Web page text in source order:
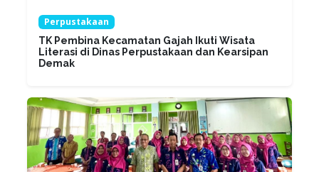
Perpustakaan
TK Pembina Kecamatan Gajah Ikuti Wisata
Literasi di Dinas Perpustakaan dan Kearsipan
Demak